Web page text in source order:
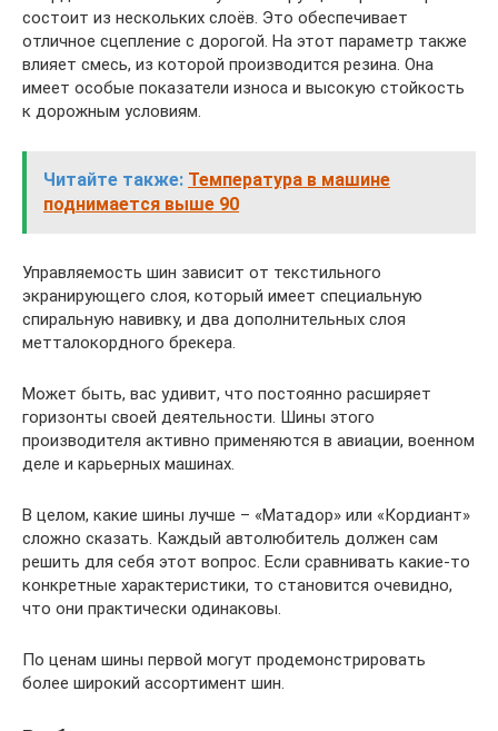
состоит из нескольких слоёв. Это обеспечивает
отличное сцепление с дорогой. На этот параметр также
влияет смесь, из которой производится резина. Она
имеет особые показатели износа и высокую стойкость
к дорожным условиям.
Читайте также: Температура в машине
поднимается выше 90
Управляемость шин зависит от текстильного
экранирующего слоя, который имеет специальную
спиральную навивку, и два дополнительных слоя
метталокордного брекера.
Может быть, вас удивит, что постоянно расширяет
горизонты своей деятельности. Шины этого
производителя активно применяются в авиации, военном
деле и карьерных машинах.
В целом, какие шины лучше – «Матадор» или «Кордиант»
сложно сказать. Каждый автолюбитель должен сам
решить для себя этот вопрос. Если сравнивать какие-то
конкретные характеристики, то становится очевидно,
что они практически одинаковы.
По ценам шины первой могут продемонстрировать
более широкий ассортимент шин.